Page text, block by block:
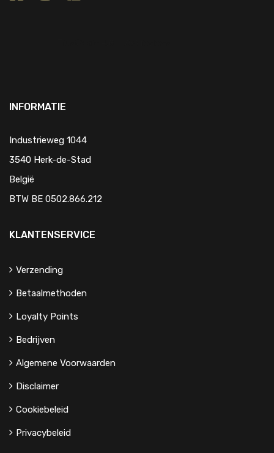
INFORMATIE
Industrieweg 1044
3540 Herk-de-Stad
België
BTW BE 0502.866.212
KLANTENSERVICE
Verzending
Betaalmethoden
Loyalty Points
Bedrijven
Algemene Voorwaarden
Disclaimer
Cookiebeleid
Privacybeleid